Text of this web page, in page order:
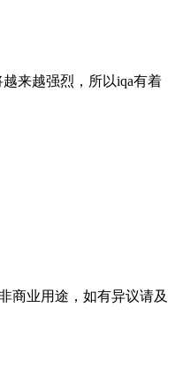
来越强烈，所以iqa有着
商业用途，如有异议请及